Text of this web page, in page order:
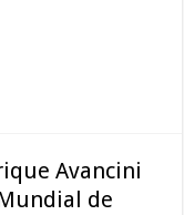
Avancini
de